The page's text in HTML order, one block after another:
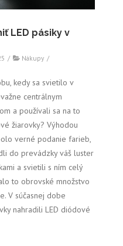
LED pásiky v
/ Nákupy /
kedy sa svietilo v
centrálnym
a používali sa na to
žiarovky? Výhodou
verné podanie farieb,
do prevádzky váš luster
a svietili s ním celý
to obrovské množstvo
V súčasnej dobe
nahradili LED diódové